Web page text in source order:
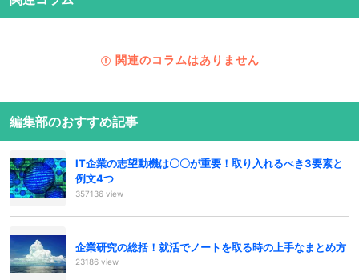
関連のコラムはありません
編集部のおすすめ記事
IT企業の志望動機は〇〇が重要！取り入れるべき3要素と
例文4つ
357136 view
企業研究の総括！就活でノートを取る時の上手なまとめ方
23186 view